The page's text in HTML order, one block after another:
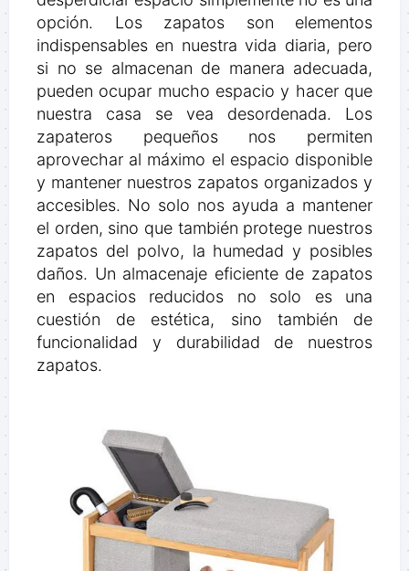
opción. Los zapatos son elementos
indispensables en nuestra vida diaria, pero
si no se almacenan de manera adecuada,
pueden ocupar mucho espacio y hacer que
nuestra casa se vea desordenada. Los
zapateros pequeños nos permiten
aprovechar al máximo el espacio disponible
y mantener nuestros zapatos organizados y
accesibles. No solo nos ayuda a mantener
el orden, sino que también protege nuestros
zapatos del polvo, la humedad y posibles
daños. Un almacenaje eficiente de zapatos
en espacios reducidos no solo es una
cuestión de estética, sino también de
funcionalidad y durabilidad de nuestros
zapatos.